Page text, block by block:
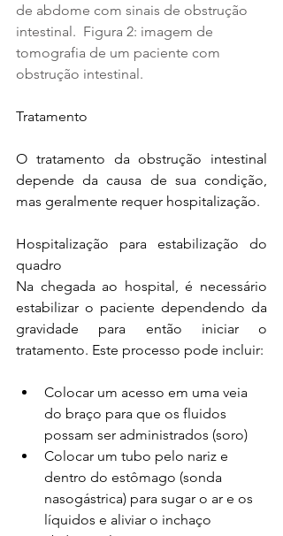
de abdome com sinais de obstrução
intestinal.  Figura 2: imagem de
tomografia de um paciente com
obstrução intestinal.
Tratamento
O tratamento da obstrução intestinal
depende da causa de sua condição,
mas geralmente requer hospitalização.
Hospitalização para estabilização do
quadro
Na chegada ao hospital, é necessário
estabilizar o paciente dependendo da
gravidade para então iniciar o
tratamento. Este processo pode incluir:
Colocar um acesso em uma veia
do braço para que os fluidos
possam ser administrados (soro)
Colocar um tubo pelo nariz e
dentro do estômago (sonda
nasogástrica) para sugar o ar e os
líquidos e aliviar o inchaço